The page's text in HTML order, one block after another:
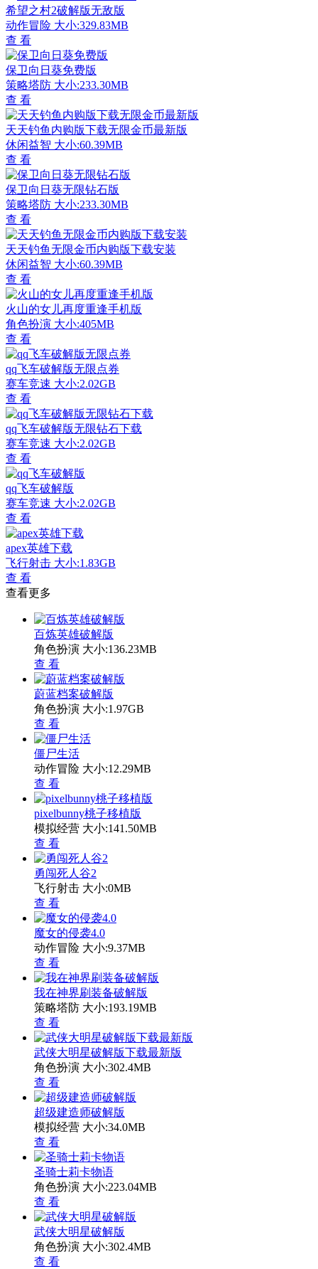
希望之村2破解版无敌版
动作冒险 大小:329.83MB
查 看
保卫向日葵免费版
策略塔防 大小:233.30MB
查 看
天天钓鱼内购版下载无限金币最新版
休闲益智 大小:60.39MB
查 看
保卫向日葵无限钻石版
策略塔防 大小:233.30MB
查 看
天天钓鱼无限金币内购版下载安装
休闲益智 大小:60.39MB
查 看
火山的女儿再度重逢手机版
角色扮演 大小:405MB
查 看
qq飞车破解版无限点券
赛车竞速 大小:2.02GB
查 看
qq飞车破解版无限钻石下载
赛车竞速 大小:2.02GB
查 看
qq飞车破解版
赛车竞速 大小:2.02GB
查 看
apex英雄下载
飞行射击 大小:1.83GB
查 看
查看更多
百炼英雄破解版
角色扮演 大小:136.23MB
查 看
蔚蓝档案破解版
角色扮演 大小:1.97GB
查 看
僵尸生活
动作冒险 大小:12.29MB
查 看
pixelbunny桃子移植版
模拟经营 大小:141.50MB
查 看
勇闯死人谷2
飞行射击 大小:0MB
查 看
魔女的侵袭4.0
动作冒险 大小:9.37MB
查 看
我在神界刷装备破解版
策略塔防 大小:193.19MB
查 看
武侠大明星破解版下载最新版
角色扮演 大小:302.4MB
查 看
超级建造师破解版
模拟经营 大小:34.0MB
查 看
圣骑士莉卡物语
角色扮演 大小:223.04MB
查 看
武侠大明星破解版
角色扮演 大小:302.4MB
查 看